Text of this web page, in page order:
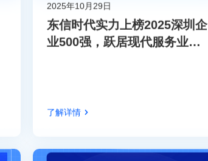
2025年10月29日
​东信时代实力上榜2025深圳企
业500强，跃居现代服务业企
了解详情